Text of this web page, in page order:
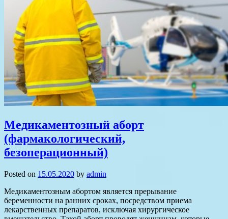
Медикаментозный аборт
(фармакологический,
безоперационный)
Posted on 15.05.2020 by admin
Медикаментозным абортом является прерывание
беременности на ранних сроках, посредством приема
лекарственных препаратов, исключая хирургическое